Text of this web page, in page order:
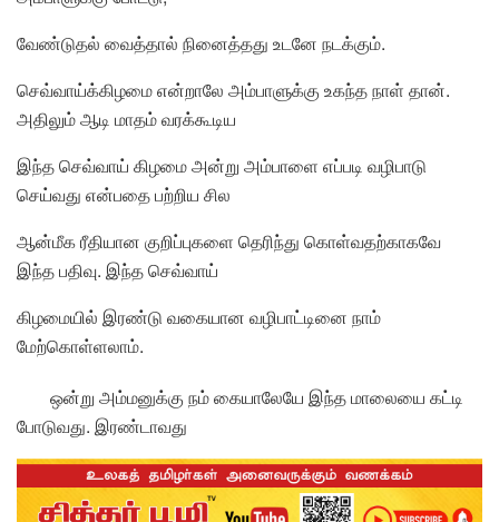
வேண்டுதல் வைத்தால் நினைத்தது உடனே நடக்கும்.
செவ்வாய்க்கிழமை என்றாலே அம்பாளுக்கு உகந்த நாள் தான்.
அதிலும் ஆடி மாதம் வரக்கூடிய
இந்த செவ்வாய் கிழமை அன்று அம்பாளை எப்படி வழிபாடு
செய்வது என்பதை பற்றிய சில
ஆன்மீக ரீதியான குறிப்புகளை தெரிந்து கொள்வதற்காகவே
இந்த பதிவு. இந்த செவ்வாய்
கிழமையில் இரண்டு வகையான வழிபாட்டினை நாம்
மேற்கொள்ளலாம்.
ஒன்று அம்மனுக்கு நம் கையாலேயே இந்த மாலையை கட்டி
போடுவது. இரண்டாவது